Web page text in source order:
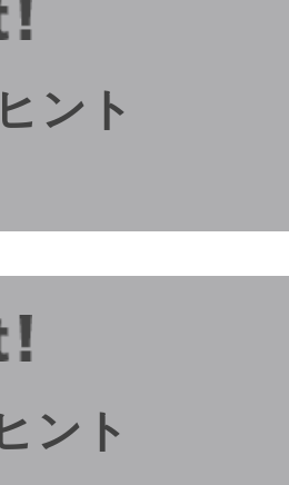
ント
ント